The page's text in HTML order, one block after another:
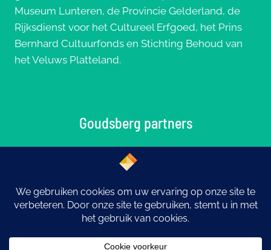
Museum Lunteren, de Provincie Gelderland, de
Rijksdienst voor het Cultureel Erfgoed, het Prins
Bernhard Cultuurfonds en Stichting Behoud van
het Veluws Platteland.
Goudsberg partners